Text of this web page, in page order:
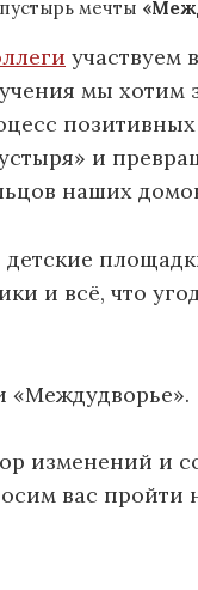
мечты
участвуем
мы хотим
и
наших
и всё, что
«Междудворье».
изменений и
вас пройти